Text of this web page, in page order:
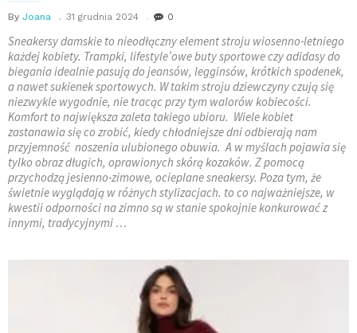
By Joana 31 grudnia 2024 0
Sneakersy damskie to nieodłączny element stroju wiosenno-letniego
każdej kobiety. Trampki, lifestyle’owe buty sportowe czy adidasy do
biegania idealnie pasują do jeansów, legginsów, krótkich spodenek,
a nawet sukienek sportowych. W takim stroju dziewczyny czują się
niezwykle wygodnie, nie tracąc przy tym walorów kobiecości.
Komfort to największa zaleta takiego ubioru. Wiele kobiet
zastanawia się co zrobić, kiedy chłodniejsze dni odbierają nam
przyjemność noszenia ulubionego obuwia. A w myślach pojawia się
tylko obraz długich, oprawionych skórą kozaków. Z pomocą
przychodzą jesienno-zimowe, ocieplane sneakersy. Poza tym, że
świetnie wyglądają w różnych stylizacjach. to co najważniejsze, w
kwestii odporności na zimno są w stanie spokojnie konkurować z
innymi, tradycyjnymi …